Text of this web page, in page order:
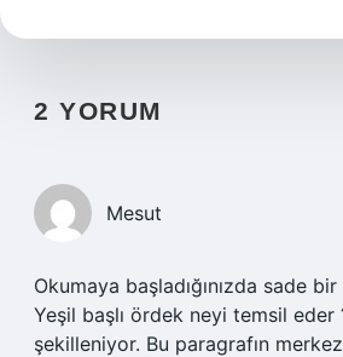
2 YORUM
Mesut
Okumaya başladığınızda sade
Yeşil başlı ördek neyi temsil eder
şekilleniyor. Bu paragrafın